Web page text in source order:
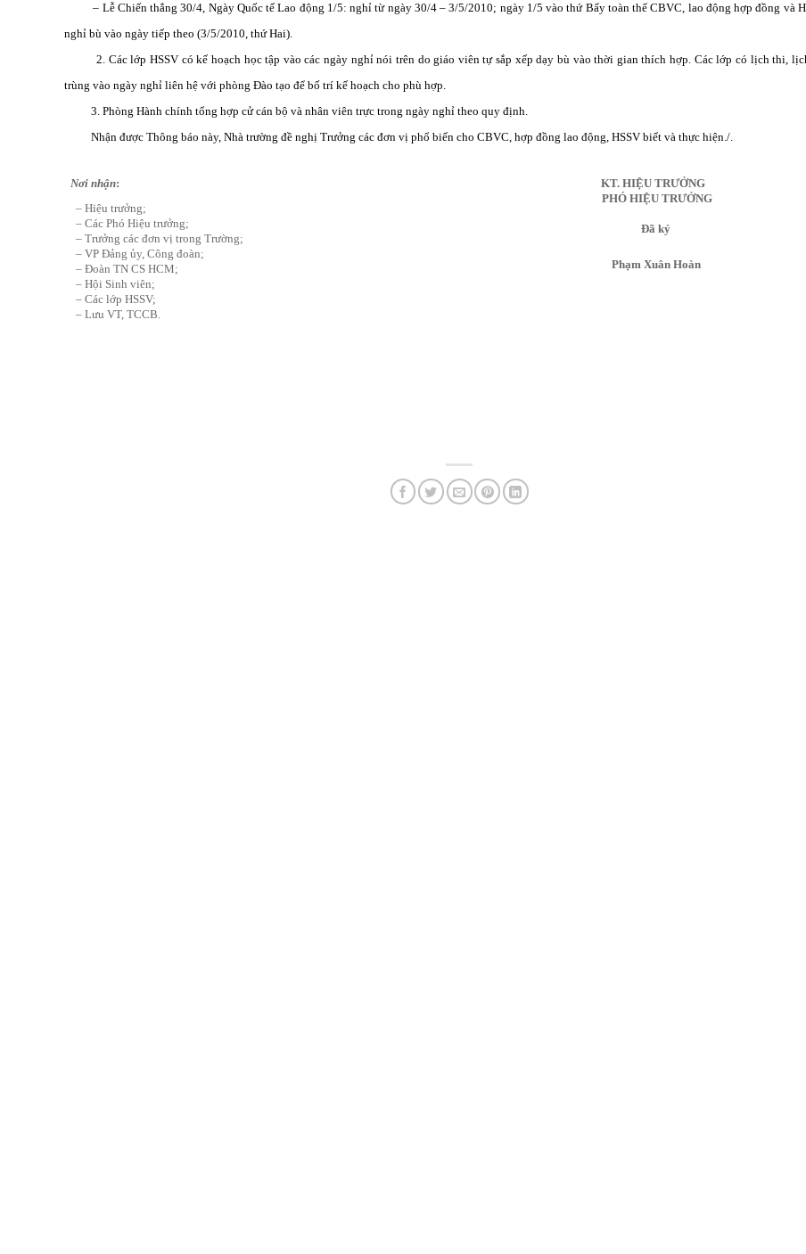
– Lễ Chiến thắng 30/4, Ngày Quốc tế Lao động 1/5: nghỉ từ ngày 30/4 – 3/5/2010; ngày 1/5 vào thứ Bẩy toàn thể CBVC, lao động hợp đồng và
nghỉ bù vào ngày tiếp theo (3/5/2010, thứ Hai).
2. Các lớp HSSV có kế hoạch học tập vào các ngày nghỉ nói trên do giáo viên tự sắp xếp dạy bù vào thời gian thích hợp. Các lớp có lịch thi,
trùng vào ngày nghỉ liên hệ với phòng Đào tạo để bố trí kế hoạch cho phù hợp.
3. Phòng Hành chính tổng hợp cử cán bộ và nhân viên trực trong ngày nghỉ theo quy định.
Nhận được Thông báo này, Nhà trường đề nghị Trưởng các đơn vị phổ biến cho CBVC, hợp đồng lao động, HSSV biết và thực hiện./.
Nơi nhận:
– Hiệu trưởng;
– Các Phó Hiệu trưởng;
– Trưởng các đơn vị trong Trường;
– VP Đảng ủy, Công đoàn;
– Đoàn TN CS HCM;
– Hội Sinh viên;
– Các lớp HSSV;
– Lưu VT, TCCB.
KT. HIỆU TRƯỞNG
PHÓ HIỆU TRƯỞNG
Đã ký
Phạm Xuân Hoàn